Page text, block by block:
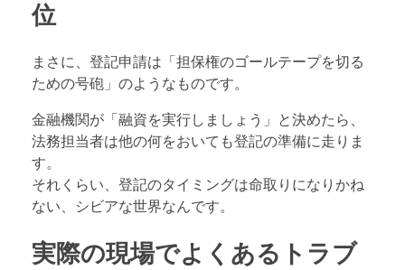
位
まさに、登記申請は「担保権のゴールテープを切る
ための号砲」のようなものです。
金融機関が「融資を実行しましょう」と決めたら、
法務担当者は他の何をおいても登記の準備に走りま
す。
それくらい、登記のタイミングは命取りになりかね
ない、シビアな世界なんです。
実際の現場でよくあるトラブ